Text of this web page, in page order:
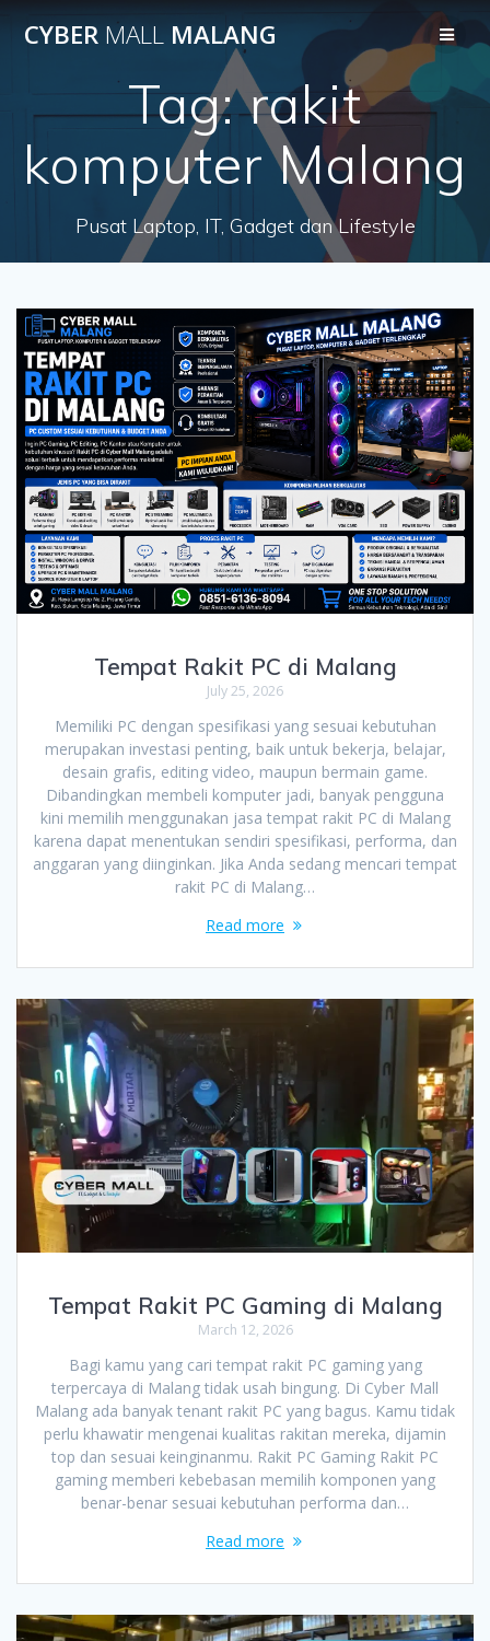
to
content
CYBER MALL MALANG
Tag:rakit
komputer Malang
Pusat Laptop, IT, Gadget dan Lifestyle
Tempat Rakit PC di Malang
July 25, 2026
Memiliki PC dengan spesifikasi yang sesuai kebutuhan
merupakan investasi penting, baik untuk bekerja, belajar,
desain grafis, editing video, maupun bermain game.
Dibandingkan membeli komputer jadi, banyak pengguna
kini memilih menggunakan jasa tempat rakit PC di Malang
karena dapat menentukan sendiri spesifikasi, performa, dan
anggaran yang diinginkan. Jika Anda sedang mencari tempat
rakit PC di Malang…
Read more
Tempat Rakit PC Gaming di Malang
March 12, 2026
Bagi kamu yang cari tempat rakit PC gaming yang
terpercaya di Malang tidak usah bingung. Di Cyber Mall
Malang ada banyak tenant rakit PC yang bagus. Kamu tidak
perlu khawatir mengenai kualitas rakitan mereka, dijamin
top dan sesuai keinginanmu. Rakit PC Gaming Rakit PC
gaming memberi kebebasan memilih komponen yang
benar-benar sesuai kebutuhan performa dan…
Read more